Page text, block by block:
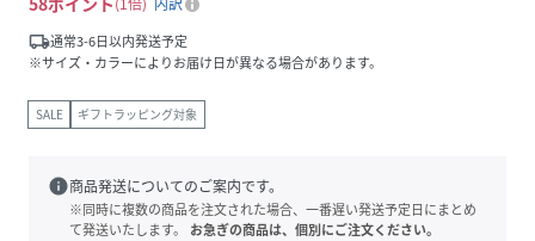
local_shipping通常3-6日以内発送予定
※サイズ・カラーによりお届け日が異なる場合があります。
SALE ギフトラッピング対象
info商品発送についてのご案内です。
※同時に複数の商品を注文された場合、一番遅い発送予定日にまとめ
て発送いたします。
お急ぎの商品は、個別にご注文ください。